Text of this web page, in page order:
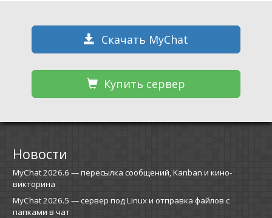
Скачать MyChat
Купить сервер
Новости
MyChat 2026.6 — пересылка сообщений, Kanban и кино-
викторина
MyChat 2026.5 — сервер под Linux и отправка файлов с
папками в чат